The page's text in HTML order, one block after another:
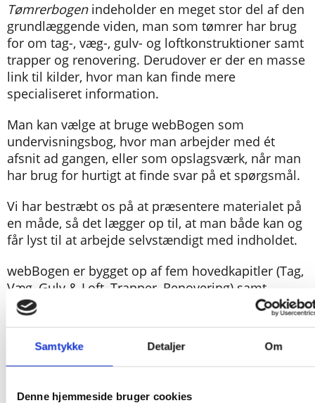
Samtykke Detaljer Om
Denne hjemmeside bruger cookies
Tømrerbogenindeholder en meget stor del af den
grundlæggende viden, man som tømrer har brug
for om tag-, væg-, gulv- og loftkonstruktioner samt
trapper og renovering. Derudover er der en masse
link til kilder, hvor man kan finde mere
specialiseret information.
Man kan vælge at bruge webBogen som
undervisningsbog, hvor man arbejder med ét
afsnit ad gangen, eller som opslagsværk, når man
har brug for hurtigt at finde svar på et spørgsmål.
Vi har bestræbt os på at præsentere materialet på
en måde, så det lægger op til, at man både kan og
får lyst til at arbejde selvstændigt med indholdet.
webBogen er bygget op af fem hovedkapitler (Tag,
Væg, Gulv & Loft, Trapper, Renovering) samt
kapitlet Værktøjskassen. Indholdet i
hovedkapitlerne er emner, der specifikt knytter sig
til de fem fagområder, mens indholdet i
Værktøjskassen er emner, der går på tværs af de
konstruktioner, et byggeri indeholder, fx emner
som energi, brand og skadet træ.